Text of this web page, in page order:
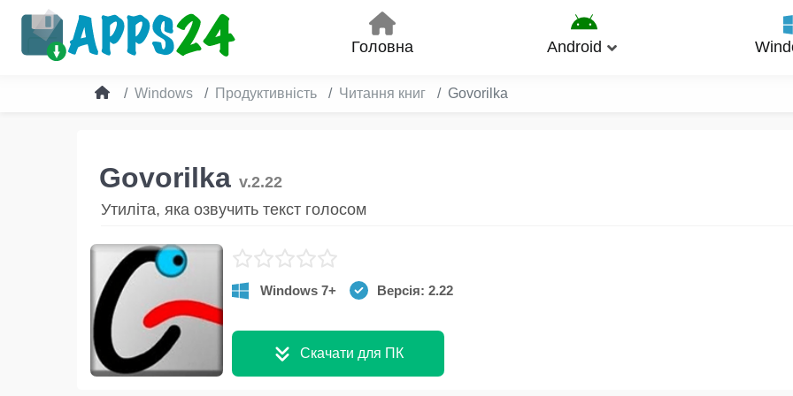
Головна Android
Windows Продуктивність Читання книг Govorilka
Govorilka v.2.22
Утиліта, яка озвучить текст голосом
Windows 7+ Версія: 2.22
Скачати для ПК